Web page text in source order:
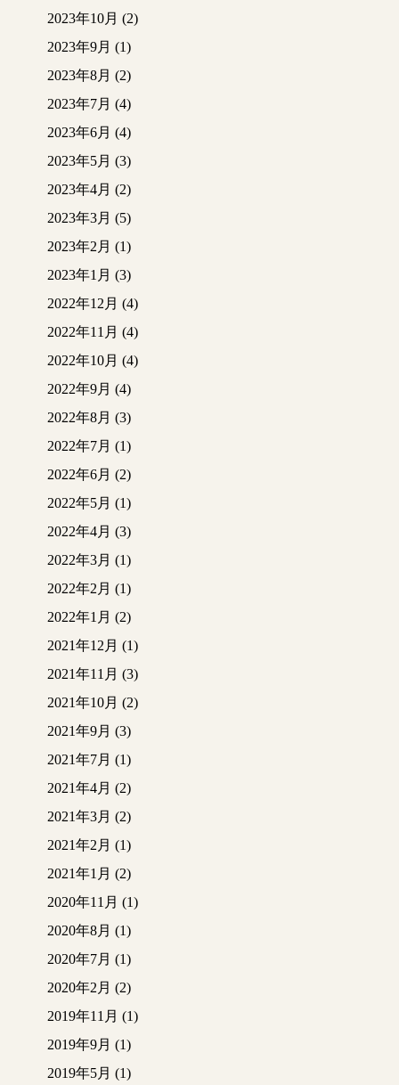
2023年10月 (2)
2023年9月 (1)
2023年8月 (2)
2023年7月 (4)
2023年6月 (4)
2023年5月 (3)
2023年4月 (2)
2023年3月 (5)
2023年2月 (1)
2023年1月 (3)
2022年12月 (4)
2022年11月 (4)
2022年10月 (4)
2022年9月 (4)
2022年8月 (3)
2022年7月 (1)
2022年6月 (2)
2022年5月 (1)
2022年4月 (3)
2022年3月 (1)
2022年2月 (1)
2022年1月 (2)
2021年12月 (1)
2021年11月 (3)
2021年10月 (2)
2021年9月 (3)
2021年7月 (1)
2021年4月 (2)
2021年3月 (2)
2021年2月 (1)
2021年1月 (2)
2020年11月 (1)
2020年8月 (1)
2020年7月 (1)
2020年2月 (2)
2019年11月 (1)
2019年9月 (1)
2019年5月 (1)